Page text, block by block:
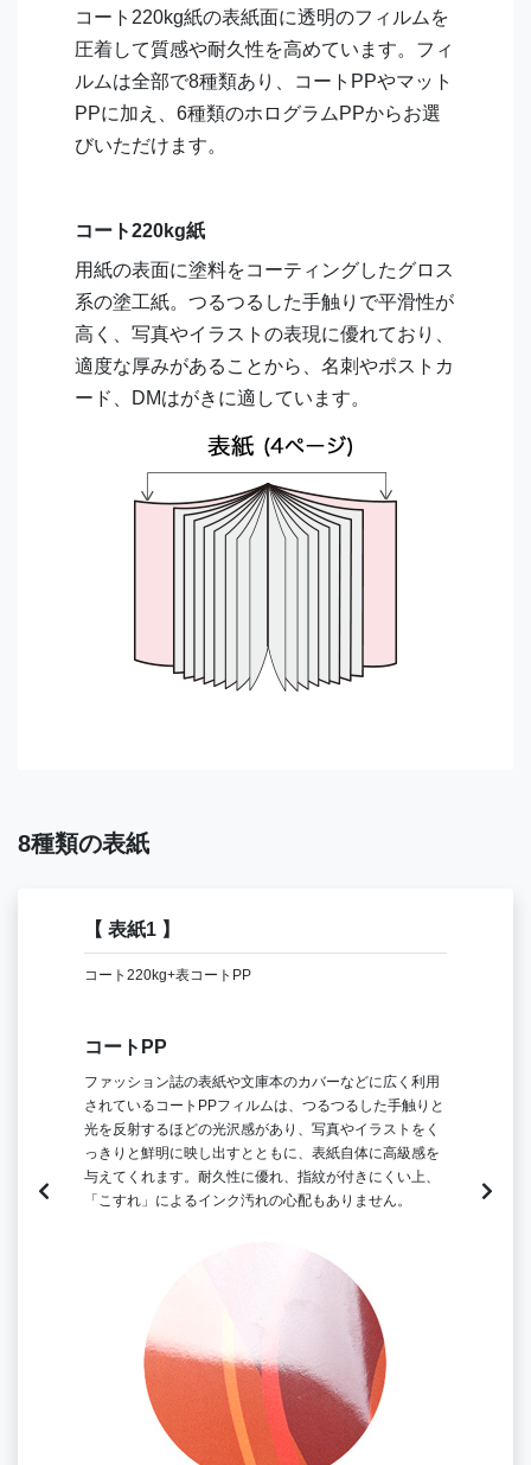
コート220kg紙の表紙面に透明のフィルムを
圧着して質感や耐久性を高めています。フィ
ルムは全部で8種類あり、コートPPやマット
PPに加え、6種類のホログラムPPからお選
びいただけます。
コート220kg紙
用紙の表面に塗料をコーティングしたグロス
系の塗工紙。つるつるした手触りで平滑性が
高く、写真やイラストの表現に優れており、
適度な厚みがあることから、名刺やポストカ
ード、DMはがきに適しています。
8種類の表紙
【 表紙1 】
コート220kg+表コートPP
コートPP
ファッション誌の表紙や文庫本のカバーなどに広く利用
されているコートPPフィルムは、つるつるした手触りと
光を反射するほどの光沢感があり、写真やイラストをく
っきりと鮮明に映し出すとともに、表紙自体に高級感を
与えてくれます。耐久性に優れ、指紋が付きにくい上、
「こすれ」によるインク汚れの心配もありません。